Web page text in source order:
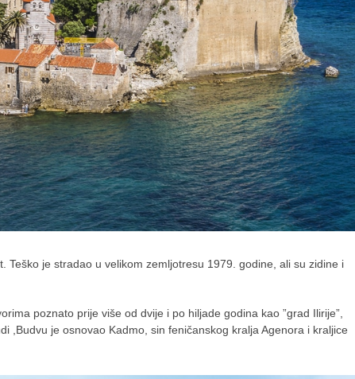
je stradao u velikom zemljotresu 1979. godine, ali su zidine i
poznato prije više od dvije i po hiljade godina kao ”grad Ilirije”,
,Budvu je osnovao Kadmo, sin feničanskog kralja Agenora i kraljice